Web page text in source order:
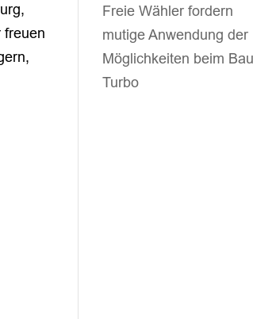
freuen
Freie Wähler fordern
mutige Anwendung der
Möglichkeiten beim
Turbo